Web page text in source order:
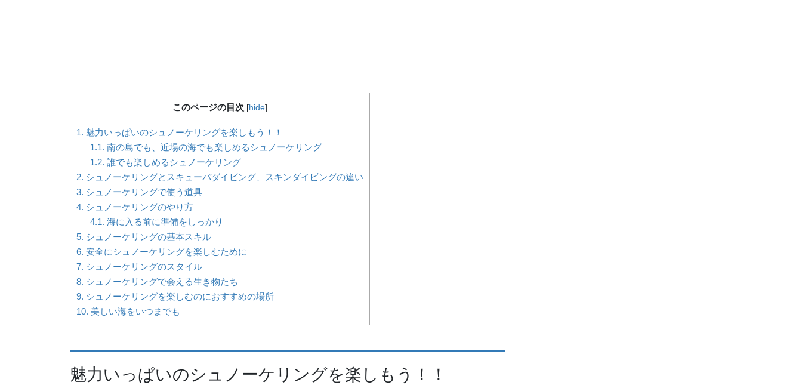
このページの目次 [hide]
1. 魅力いっぱいのシュノーケリングを楽しもう！！
1.1. 南の島でも、近場の海でも楽しめるシュノーケリング
1.2. 誰でも楽しめるシュノーケリング
2. シュノーケリングとスキューバダイビング、スキンダイビングの違い
3. シュノーケリングで使う道具
4. シュノーケリングのやり方
4.1. 海に入る前に準備をしっかり
5. シュノーケリングの基本スキル
6. 安全にシュノーケリングを楽しむために
7. シュノーケリングのスタイル
8. シュノーケリングで会える生き物たち
9. シュノーケリングを楽しむのにおすすめの場所
10. 美しい海をいつまでも
魅力いっぱいのシュノーケリングを楽しもう！！